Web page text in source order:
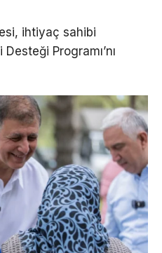
ihtiyaç sahibi
Programı’nı